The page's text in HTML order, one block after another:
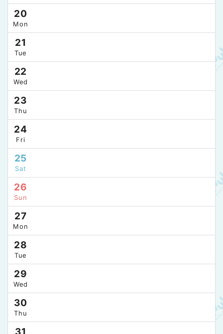
20
Mon
21
Tue
22
Wed
23
Thu
24
Fri
25
Sat
26
Sun
27
Mon
28
Tue
29
Wed
30
Thu